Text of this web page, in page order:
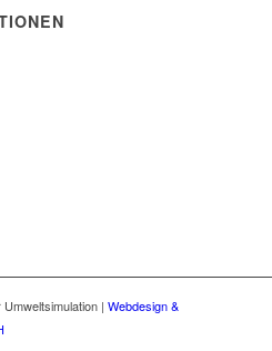
| Webdesign &